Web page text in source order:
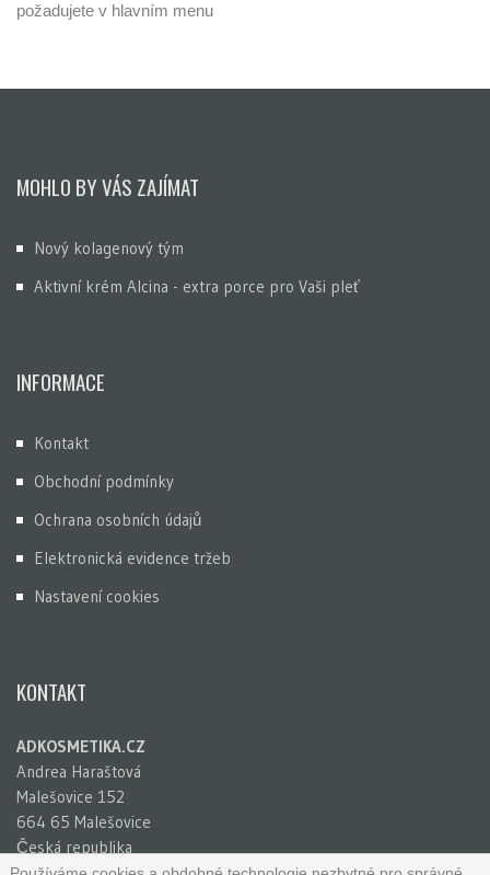
požadujete v hlavním menu
MOHLO BY VÁS ZAJÍMAT
Nový kolagenový tým
Aktivní krém Alcina - extra porce pro Vaši pleť
INFORMACE
Kontakt
Obchodní podmínky
Ochrana osobních údajů
Elektronická evidence tržeb
Nastavení cookies
KONTAKT
ADKOSMETIKA.CZ
Andrea Haraštová
Malešovice 152
664 65 Malešovice
Česká republika